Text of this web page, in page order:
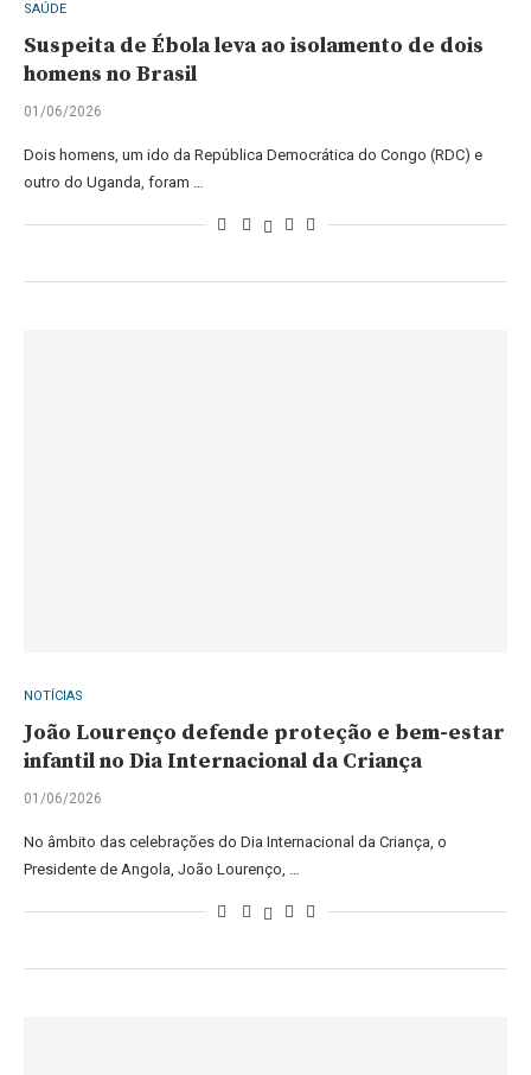
SAÚDE
Suspeita de Ébola leva ao isolamento de dois
homens no Brasil
01/06/2026
Dois homens, um ido da República Democrática do Congo (RDC) e
outro do Uganda, foram …
NOTÍCIAS
João Lourenço defende proteção e bem-estar
infantil no Dia Internacional da Criança
01/06/2026
No âmbito das celebrações do Dia Internacional da Criança, o
Presidente de Angola, João Lourenço, …